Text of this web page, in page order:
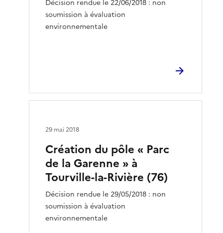
Décision rendue le 22/06/2018 : non
soumission à évaluation
environnementale
Création du pôle « Parc
de la Garenne » à
Tourville-la-Rivière (76)
Décision rendue le 29/05/2018 : non
soumission à évaluation
environnementale
29 mai 2018